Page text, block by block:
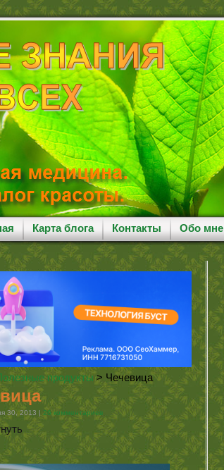
Карта блога Контакты Обо мне
продукты> Чечевица
30, 2013 | 26 комментариев